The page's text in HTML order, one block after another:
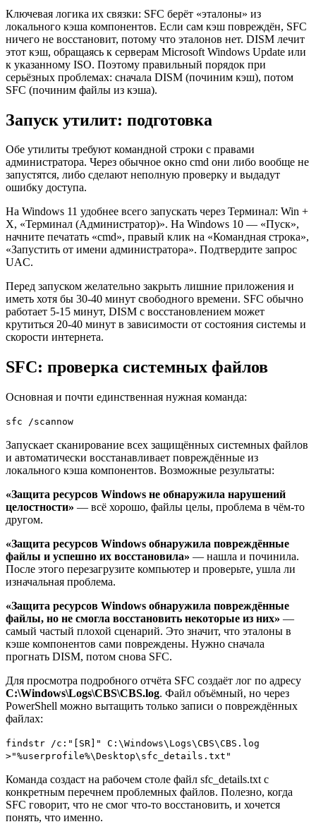
Ключевая логика их связки: SFC берёт «эталоны» из
локального кэша компонентов. Если сам кэш повреждён, SFC
ничего не восстановит, потому что эталонов нет. DISM лечит
этот кэш, обращаясь к серверам Microsoft Windows Update или
к указанному ISO. Поэтому правильный порядок при
серьёзных проблемах: сначала DISM (починим кэш), потом
SFC (починим файлы из кэша).
Запуск утилит: подготовка
Обе утилиты требуют командной строки с правами
администратора. Через обычное окно cmd они либо вообще не
запустятся, либо сделают неполную проверку и выдадут
ошибку доступа.
На Windows 11 удобнее всего запускать через Терминал: Win +
X, «Терминал (Администратор)». На Windows 10 — «Пуск»,
начните печатать «cmd», правый клик на «Командная строка»,
«Запустить от имени администратора». Подтвердите запрос
UAC.
Перед запуском желательно закрыть лишние приложения и
иметь хотя бы 30-40 минут свободного времени. SFC обычно
работает 5-15 минут, DISM с восстановлением может
крутиться 20-40 минут в зависимости от состояния системы и
скорости интернета.
SFC: проверка системных файлов
Основная и почти единственная нужная команда:
sfc /scannow
Запускает сканирование всех защищённых системных файлов
и автоматически восстанавливает повреждённые из
локального кэша компонентов. Возможные результаты:
«Защита ресурсов Windows не обнаружила нарушений
целостности» — всё хорошо, файлы целы, проблема в чём-то
другом.
«Защита ресурсов Windows обнаружила повреждённые
файлы и успешно их восстановила» — нашла и починила.
После этого перезагрузите компьютер и проверьте, ушла ли
изначальная проблема.
«Защита ресурсов Windows обнаружила повреждённые
файлы, но не смогла восстановить некоторые из них» —
самый частый плохой сценарий. Это значит, что эталоны в
кэше компонентов сами повреждены. Нужно сначала
прогнать DISM, потом снова SFC.
Для просмотра подробного отчёта SFC создаёт лог по адресу
C:\Windows\Logs\CBS\CBS.log. Файл объёмный, но через
PowerShell можно вытащить только записи о повреждённых
файлах:
findstr /c:"[SR]" C:\Windows\Logs\CBS\CBS.log
>"%userprofile%\Desktop\sfc_details.txt"
Команда создаст на рабочем столе файл sfc_details.txt с
конкретным перечнем проблемных файлов. Полезно, когда
SFC говорит, что не смог что-то восстановить, и хочется
понять, что именно.